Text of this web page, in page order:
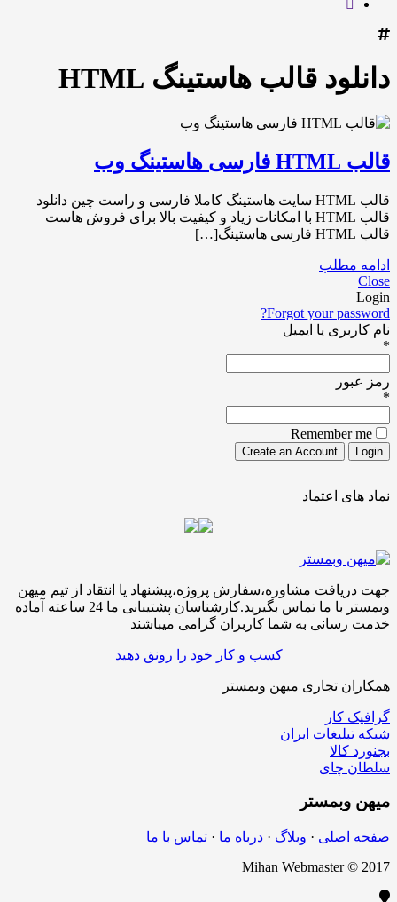
دانلود قالب هاستینگ HTML
قالب HTML فارسی هاستینگ وب
قالب HTML سایت هاستینگ کاملا فارسی و راست چین دانلود
قالب HTML با امکانات زیاد و کیفیت بالا برای فروش هاست
قالب HTML فارسی هاستینگ[…]
ادامه مطلب
Close
Login
Forgot your password?
نام کاربری یا ایمیل
*
رمز عبور
*
Remember me
نماد های اعتماد
جهت دریافت مشاوره،سفارش پروژه،پیشنهاد یا انتقاد از تیم میهن
وبمستر با ما تماس بگیرید.کارشناسان پشتیبانی ما 24 ساعته آماده
خدمت رسانی به شما کاربران گرامی میباشند
کسب و کار خود را رونق دهید
همکاران تجاری میهن وبمستر
گرافیک کار
شبکه تبلیغات ایران
بجنورد کالا
سلطان چای
میهن وبمستر
صفحه اصلی · وبلاگ · درباه ما · تماس با ما
Mihan Webmaster © 2017